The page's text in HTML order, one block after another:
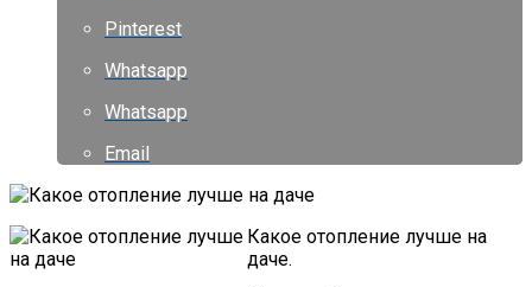
Pinterest
Whatsapp
Whatsapp
Email
Какое отопление лучше на
даче.